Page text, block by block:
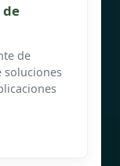
de
de
soluciones